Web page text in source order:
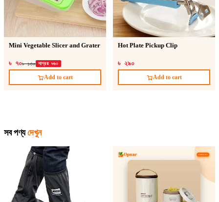
Mini Vegetable Slicer and Grater
৳ ৭০৳ ১৩০ সাশ্রয় ৳৬০
Add to cart
Hot Plate Pickup Clip
৳ ২৯০
Add to cart
সব পণ্য দেখুন